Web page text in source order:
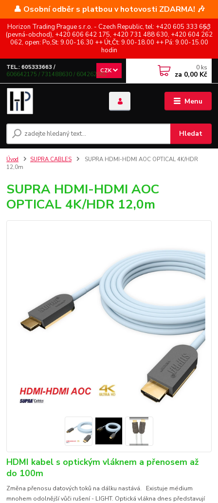
👤 Osobní odběr s platbou v hotovosti ZDARMA! 🎶
Horizon Trading Prague s.r.o. - Czech Republic, tel: +420 605 333 663
(pevná-obchod), +420 606 642 175, +420 731 488 630, +420 604 262
062, open: Po,St: 9.00-16.30 ++ Út,Čt: 9.00-18.00 ++ Pá: 9.00-15.00
hodin
Menu
CZK
Hledat
TEL.: 605333663 /
606642175 / 731488630 / 604262062
0 ks
za 0,00 Kč
Úvod SUPRA CABLES
SUPRA HDMI-HDMI AOC OPTICAL 4K/HDR
12,0m
SUPRA HDMI-HDMI AOC
OPTICAL 4K/HDR 12,0m
HDMI kabel s optickým vláknem a přenosem až
do 100m
Změna přenosu datových toků na dálku nastává. Existuje médium
mnohem odolnější vůči rušení - LIGHT. Optická vlákna dnes představují